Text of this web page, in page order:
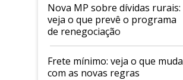
Nova MP sobre dívidas rurais:
veja o que prevê o programa
de renegociação
Frete mínimo: veja o que muda
com as novas regras